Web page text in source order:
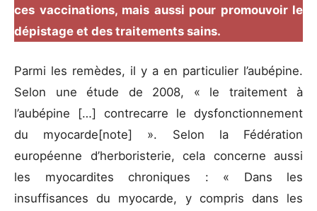
ces vaccinations, mais aussi pour promouvoir le
dépistage et des traitements sains.
Parmi les remèdes, il y a en particulier l’aubépine.
Selon une étude de 2008, « le traitement à
l’aubépine […] contrecarre le dysfonctionnement
du myocarde[note] ». Selon la Fédération
européenne d’herboristerie, cela concerne aussi
les myocardites chroniques : « Dans les
insuffisances du myocarde, y compris dans les